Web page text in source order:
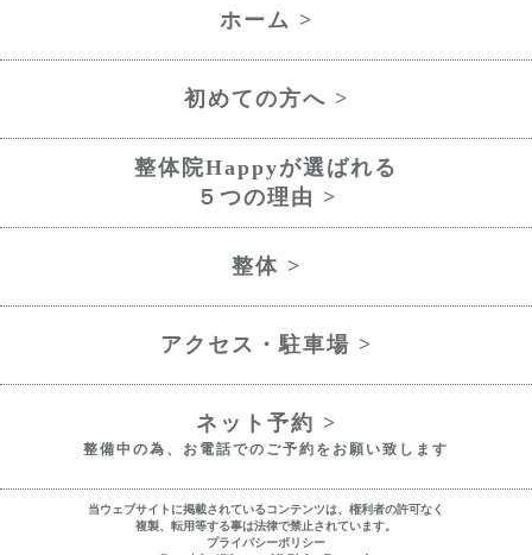
ホーム >
初めての方へ >
整体院Happyが選ばれる
５つの理由 >
整体 >
アクセス・駐車場 >
ネット予約 >
整備中の為、お電話でのご予約をお願い致します
当ウェブサイトに掲載されているコンテンツは、権利者の許可なく
複製、転用等する事は法律で禁止されています。
プライバシーポリシー